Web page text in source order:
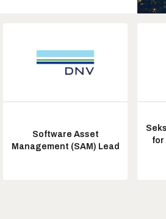
Software Asset
Management (SAM) Lead
for